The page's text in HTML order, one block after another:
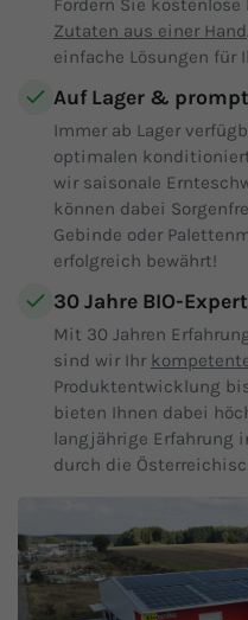
Fordern Sie
Zutaten aus einer Hand
einfache Lösungen für
Auf Lager &
Immer ab Lager
optimalen
wir saisonale
können dabei
Gebinde oder
erfolgreich bewährt!
30 Jahre BIO-
Mit 30 Jahren
sind wir Ihr
Produktentwicklung
bieten Ihnen dabei
langjährige Erfahrung
durch die